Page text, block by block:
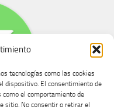
tecnologías como las cookies
dispositivo. El consentimiento de
el comportamiento de
sitio. No consentir o retirar el